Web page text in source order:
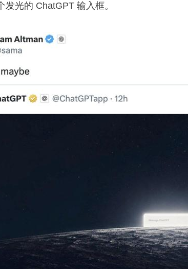
发光的 ChatGPT 输入框。